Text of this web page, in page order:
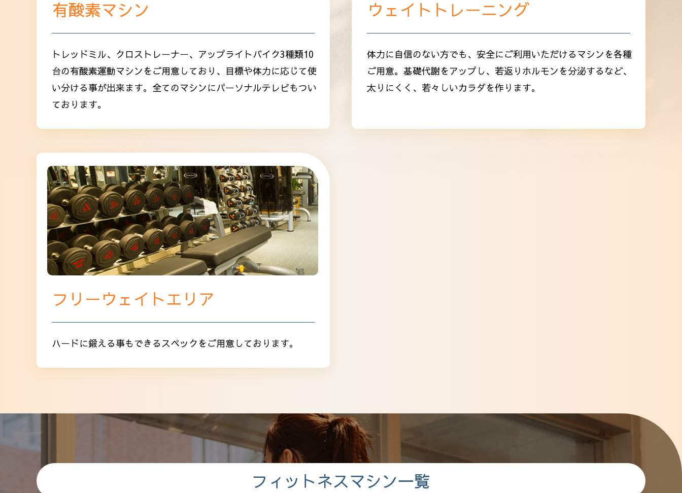
有酸素マシン
トレッドミル、クロストレーナー、アップライトバイク3種類10
台の有酸素運動マシンをご用意しており、目標や体力に応じて使
い分ける事が出来ます。全てのマシンにパーソナルテレビもつい
ております。
ウェイトトレーニング
体力に自信のない方でも、安全にご利用いただけるマシンを各種
ご用意。基礎代謝をアップし、若返りホルモンを分泌するなど、
太りにくく、若々しいカラダを作ります。
フリーウェイトエリア
ハードに鍛える事もできるスペックをご用意しております。
フィットネスマシン一覧